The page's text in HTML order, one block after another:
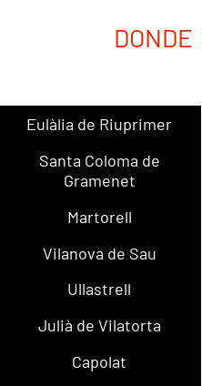
DONDE
Eulàlia de Riuprimer
Santa Coloma de
Gramenet
Martorell
Vilanova de Sau
Ullastrell
Julià de Vilatorta
Capolat